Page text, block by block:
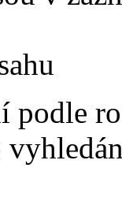
podle